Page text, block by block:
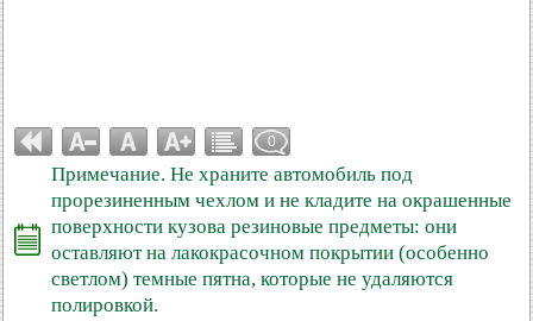
0
Примечание. Не храните автомобиль под
прорезиненным чехлом и не кладите на окрашенные
поверхности кузова резиновые предметы: они
оставляют на лакокрасочном покрытии (особенно
светлом) темные пятна, которые не удаляются
полировкой.